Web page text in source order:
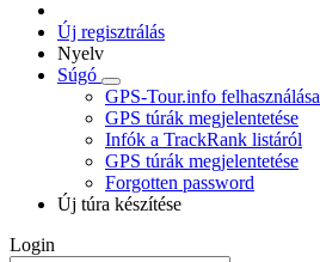
Új regisztrálás
Nyelv
Súgó
GPS-Tour.info felhasználása
GPS túrák megjelentetése
Infók a TrackRank listáról
GPS túrák megjelentetése
Forgotten password
Új túra készítése
Login